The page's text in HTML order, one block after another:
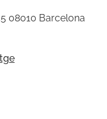
08010 Barcelona